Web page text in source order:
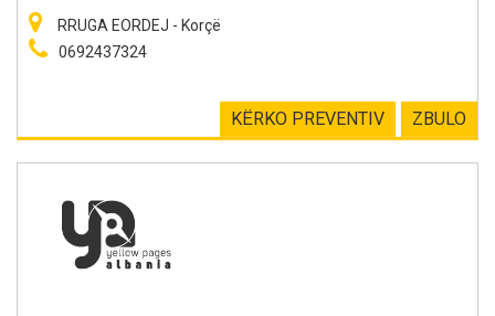
RRUGA EORDEJ - Korçë
0692437324
ZBULO
KËRKO PREVENTIV